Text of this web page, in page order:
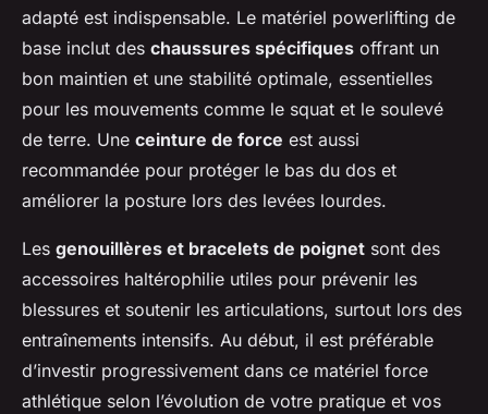
adapté est indispensable. Le matériel powerlifting de
base inclut des chaussures spécifiques offrant un
bon maintien et une stabilité optimale, essentielles
pour les mouvements comme le squat et le soulevé
de terre. Une ceinture de force est aussi
recommandée pour protéger le bas du dos et
améliorer la posture lors des levées lourdes.
Les genouillères et bracelets de poignet sont des
accessoires haltérophilie utiles pour prévenir les
blessures et soutenir les articulations, surtout lors des
entraînements intensifs. Au début, il est préférable
d’investir progressivement dans ce matériel force
athlétique selon l’évolution de votre pratique et vos